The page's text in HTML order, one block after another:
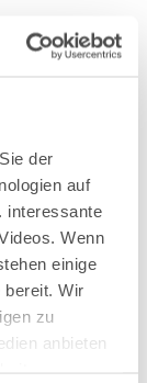
der
auf
interessante
Wenn
einige
bereit. Wir
zu
anbieten